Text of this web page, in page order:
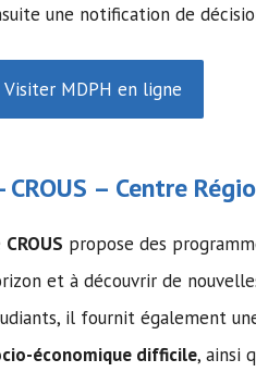
une notification de
Visiter MDPH en ligne
CROUS – Centre
CROUS propose des
et à découvrir de
il fournit également
économique difficile, ainsi